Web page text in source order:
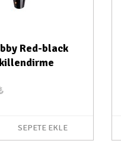
Red-black
SEPETE EKLE